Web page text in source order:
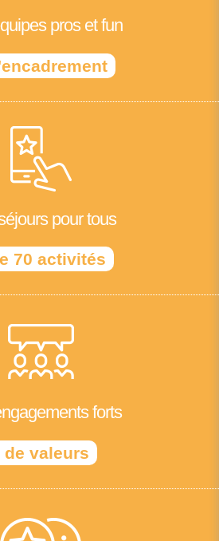
pros et fun
pour tous
70 activités
forts
de valeurs